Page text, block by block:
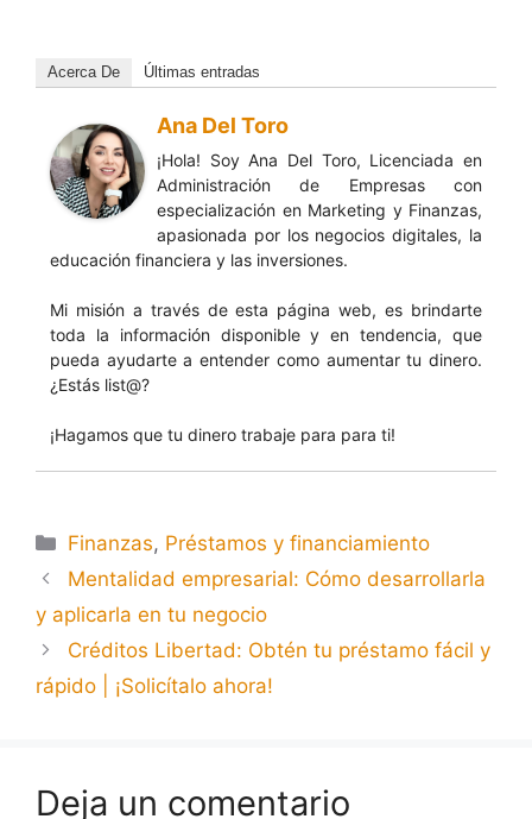
Acerca De Últimas entradas
Ana Del Toro
¡Hola! Soy Ana Del Toro, Licenciada en
Administración de Empresas con
especialización en Marketing y Finanzas,
apasionada por los negocios digitales, la
educación financiera y las inversiones.
Mi misión a través de esta página web, es brindarte
toda la información disponible y en tendencia, que
pueda ayudarte a entender como aumentar tu dinero.
¿Estás list@?
¡Hagamos que tu dinero trabaje para para ti!
Finanzas, Préstamos y financiamiento
Mentalidad empresarial: Cómo desarrollarla
y aplicarla en tu negocio
Créditos Libertad: Obtén tu préstamo fácil y
rápido | ¡Solicítalo ahora!
Deja un comentario